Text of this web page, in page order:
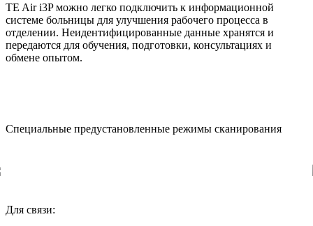
TE Air i3P можно легко подключить к информационной
системе больницы для улучшения рабочего процесса в
отделении. Неидентифицированные данные хранятся и
передаются для обучения, подготовки, консультациях и
обмене опытом.
Специальные предустановленные режимы сканирования
Для связи: